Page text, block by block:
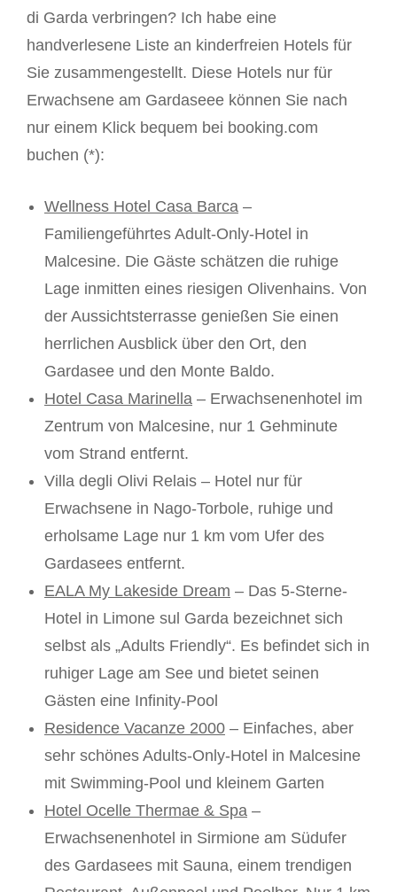
di Garda verbringen? Ich habe eine
handverlesene Liste an kinderfreien Hotels für
Sie zusammengestellt. Diese Hotels nur für
Erwachsene am Gardaseee können Sie nach
nur einem Klick bequem bei booking.com
buchen (*):
Wellness Hotel Casa Barca –
Familiengeführtes Adult-Only-Hotel in
Malcesine. Die Gäste schätzen die ruhige
Lage inmitten eines riesigen Olivenhains. Von
der Aussichtsterrasse genießen Sie einen
herrlichen Ausblick über den Ort, den
Gardasee und den Monte Baldo.
Hotel Casa Marinella – Erwachsenenhotel im
Zentrum von Malcesine, nur 1 Gehminute
vom Strand entfernt.
Villa degli Olivi Relais – Hotel nur für
Erwachsene in Nago-Torbole, ruhige und
erholsame Lage nur 1 km vom Ufer des
Gardasees entfernt.
EALA My Lakeside Dream – Das 5-Sterne-
Hotel in Limone sul Garda bezeichnet sich
selbst als „Adults Friendly“. Es befindet sich in
ruhiger Lage am See und bietet seinen
Gästen eine Infinity-Pool
Residence Vacanze 2000 – Einfaches, aber
sehr schönes Adults-Only-Hotel in Malcesine
mit Swimming-Pool und kleinem Garten
Hotel Ocelle Thermae & Spa –
Erwachsenenhotel in Sirmione am Südufer
des Gardasees mit Sauna, einem trendigen